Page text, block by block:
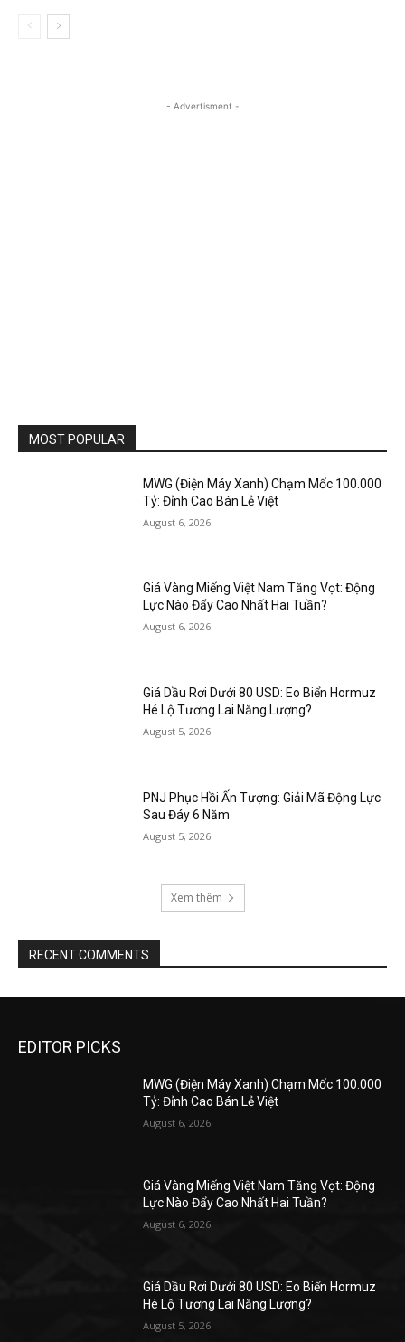
- Advertisment -
MOST POPULAR
MWG (Điện Máy Xanh) Chạm Mốc 100.000
Tỷ: Đỉnh Cao Bán Lẻ Việt
August 6, 2026
Giá Vàng Miếng Việt Nam Tăng Vọt: Động
Lực Nào Đẩy Cao Nhất Hai Tuần?
August 6, 2026
Giá Dầu Rơi Dưới 80 USD: Eo Biển Hormuz
Hé Lộ Tương Lai Năng Lượng?
August 5, 2026
PNJ Phục Hồi Ấn Tượng: Giải Mã Động Lực
Sau Đáy 6 Năm
August 5, 2026
Xem thêm
RECENT COMMENTS
EDITOR PICKS
MWG (Điện Máy Xanh) Chạm Mốc 100.000
Tỷ: Đỉnh Cao Bán Lẻ Việt
August 6, 2026
Giá Vàng Miếng Việt Nam Tăng Vọt: Động
Lực Nào Đẩy Cao Nhất Hai Tuần?
August 6, 2026
Giá Dầu Rơi Dưới 80 USD: Eo Biển Hormuz
Hé Lộ Tương Lai Năng Lượng?
August 5, 2026